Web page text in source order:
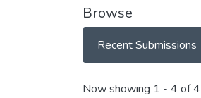
Browse
Recent Submissions
Recent
Now showing 1 - 4 of 4